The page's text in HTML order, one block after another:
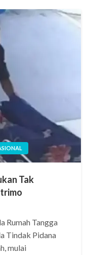
Tak
Rumah Tangga
Tindak Pidana
mulai